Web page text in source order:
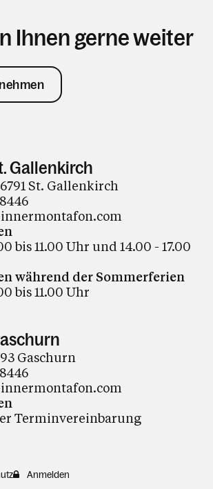
Ihnen gerne weiter
Gallenkirch
St. Gallenkirch
bis 11.00 Uhr und 14.00 - 17.00
während der Sommerferien
bis 11.00 Uhr
Gaschurn
Terminvereinbarung
Anmelden